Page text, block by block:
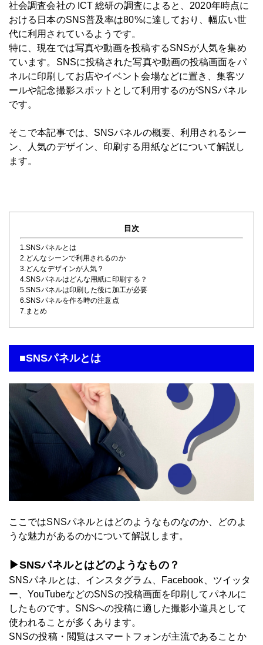
社会調査会社の ICT 総研の調査によると、2020年時点に
おける日本のSNS普及率は80%に達しており、幅広い世
代に利用されているようです。
特に、現在では写真や動画を投稿するSNSが人気を集め
ています。SNSに投稿された写真や動画の投稿画面をパ
ネルに印刷してお店やイベント会場などに置き、集客ツ
ールや記念撮影スポットとして利用するのがSNSパネル
です。
そこで本記事では、SNSパネルの概要、利用されるシー
ン、人気のデザイン、印刷する用紙などについて解説し
ます。
目次
1.SNSパネルとは
2.どんなシーンで利用されるのか
3.どんなデザインが人気？
4.SNSパネルはどんな用紙に印刷する？
5.SNSパネルは印刷した後に加工が必要
6.SNSパネルを作る時の注意点
7.まとめ
■SNSパネルとは
ここではSNSパネルとはどのようなものなのか、どのよ
うな魅力があるのかについて解説します。
▶SNSパネルとはどのようなもの？
SNSパネルとは、インスタグラム、Facebook、ツイッタ
ー、YouTubeなどのSNSの投稿画面を印刷してパネルに
したものです。SNSへの投稿に適した撮影小道具として
使われることが多くあります。
SNSの投稿・閲覧はスマートフォンが主流であることか